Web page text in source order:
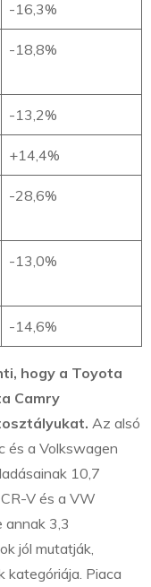
-16,3%
-18,8%
-13,2%
+14,4%
-28,6%
-13,0%
-14,6%
hogy a Toyota
Camry
Az alsó
és a Volkswagen
10,7
V és a VW
annak 3,3
jól mutatják,
kategóriája. Piaca